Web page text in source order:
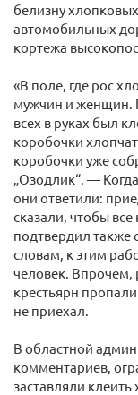
белизну
автомобильных
кортежа
«В поле, где рос
мужчин и женщин.
всех в руках был
коробочки
коробочки уже
„Озодлик“. —
они ответили:
сказали, чтобы
подтвердил также
словам, к этим
человек. Впрочем,
крестьярн
не приехал.
В областной
комментариев,
заставляли